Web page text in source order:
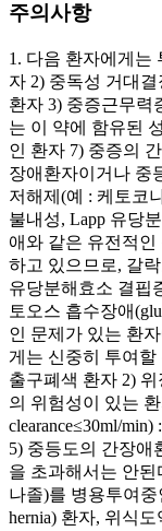
주의사항
1. 다음 환자에게는
자 2) 중독성 거대
환자 3) 중증근무력
는 이 약에 함유된
인 환자 7) 중증의
장애환자이거나 중
저해제(예 : 케토코
불내성, Lapp 유당
애와 같은 유전적인
하고 있으므로, 갈락
유당분해효소 결핍
토오스 흡수장애
인 문제가 있는 환
게는 신중히 투여할
출구폐색 환자 2)
의 위험성이 있는
clearance≤30ml/
5) 중등도의 간장애
을 초과해서는 안된
나졸)를 병용투여중
hernia) 환자, 위식